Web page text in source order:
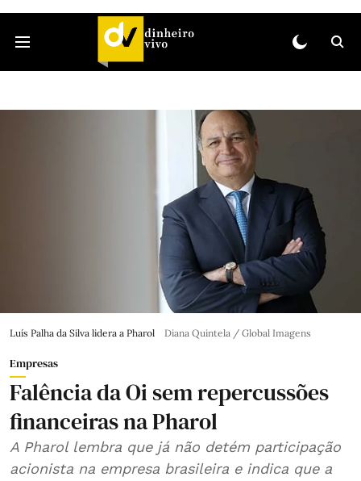
Luís Palha da Silva lidera a Pharol Diana Quintela / Global Imagens
Empresas
Falência da Oi sem repercussões
financeiras na Pharol
A Pharol lembra que já não detém participação
acionista na empresa brasileira e indica que a